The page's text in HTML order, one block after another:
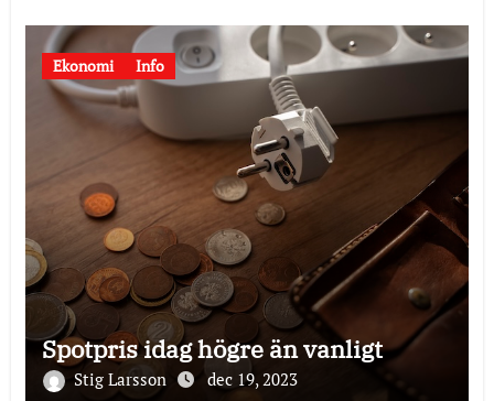
Ekonomi Info
Spotpris idag högre än vanligt
Stig Larsson dec 19, 2023